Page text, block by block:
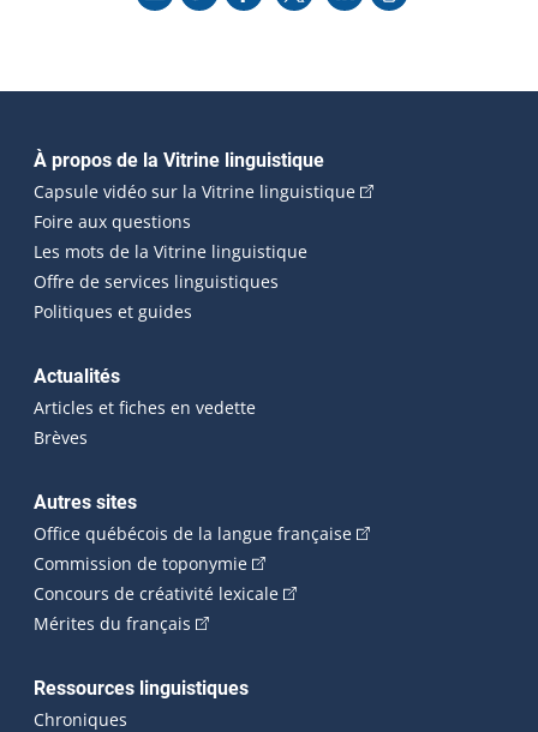
Navigation principale
À propos de la Vitrine linguistique
Capsule vidéo sur la Vitrine linguistique(Cet hyperlien
Foire aux questions
Les mots de la Vitrine linguistique
Offre de services linguistiques
Politiques et guides
Actualités
Articles et fiches en vedette
Brèves
Autres sites
Office québécois de la langue française(Cet hyperlien
Commission de toponymie(Cet hyperlien externe s'ouvrira
Concours de créativité lexicale(Cet hyperlien externe
Mérites du français (Cet hyperlien externe s'ouvrira dans une
Ressources linguistiques
Chroniques